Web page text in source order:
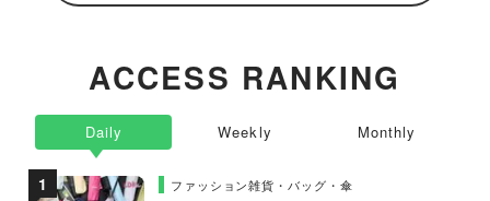
ACCESS RANKING
Daily
ファッション雑貨・バッグ・傘
Weekly Monthly